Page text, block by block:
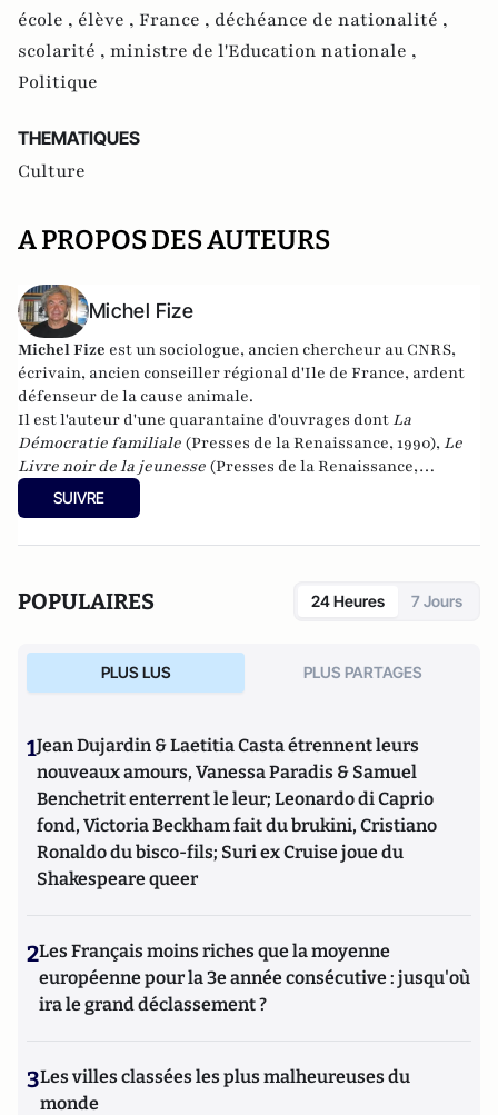
école , élève , France , déchéance de nationalité ,
scolarité , ministre de l'Education nationale ,
Politique
THEMATIQUES
Culture
A PROPOS DES AUTEURS
Michel Fize
Michel Fize est un sociologue, ancien chercheur au CNRS,
écrivain, ancien conseiller régional d'Ile de France, ardent
défenseur de la cause animale.
Il est l'auteur d'une quarantaine d'ouvrages dont La
Démocratie familiale (Presses de la Renaissance, 1990), Le
Livre noir de la jeunesse (Presses de la Renaissance,
2007),L'Individualisme démocratique
2010),Jeunesses à l'abandon
SUIVRE
POPULAIRES 24 Heures 7 Jours
PLUS LUS PLUS PARTAGES
1Jean Dujardin & Laetitia Casta étrennent leurs
nouveaux amours, Vanessa Paradis & Samuel
Benchetrit enterrent le leur; Leonardo di Caprio
fond, Victoria Beckham fait du brukini, Cristiano
Ronaldo du bisco-fils; Suri ex Cruise joue du
Shakespeare queer
2Les Français moins riches que la moyenne
européenne pour la 3e année consécutive : jusqu'où
ira le grand déclassement ?
3Les villes classées les plus malheureuses du
monde